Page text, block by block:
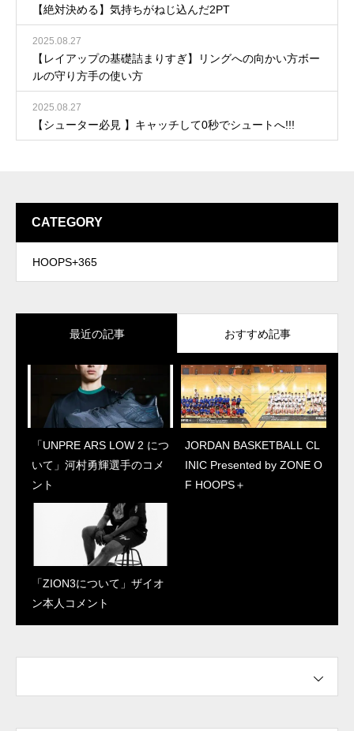
【絶対決める】気持ちがねじ込んだ2PT
2025.08.27
【レイアップの基礎詰まりすぎ】リングへの向かい方ボー
ルの守り方手の使い方
2025.08.27
【シューター必見 】キャッチして0秒でシュートへ!!!
CATEGORY
HOOPS+365
最近の記事 おすすめ記事
「UNPRE ARS LOW 2 につ
いて」河村勇輝選手のコメ
ント
JORDAN BASKETBALL CL
INIC Presented by ZONE O
F HOOPS＋
「ZION3について」ザイオ
ン本人コメント
「UNPRE ARS LOW 2 につ
いて」河村勇輝選手のコメ
ント
「ZION3について」ザイオ
ン本人コメント
JORDAN BASKETBALL CL
INIC Presented by ZONE O
F HOOPS＋